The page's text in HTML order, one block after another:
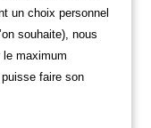
un choix personnel
souhaite), nous
le maximum
puisse faire son